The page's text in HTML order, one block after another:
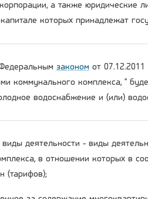
а также юридические
которых принадлежат
законом от
коммунального комплекса, "
водоснабжение и (или)
деятельности - виды
в отношении которых в
(тарифов);